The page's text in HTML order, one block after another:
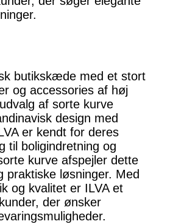
butikskæde med et stort
og accessories af høj
af sorte kurve
design med
er kendt for deres
til boligindretning og
kurve afspejler dette
praktiske løsninger. Med
og kvalitet er ILVA et
der ønsker